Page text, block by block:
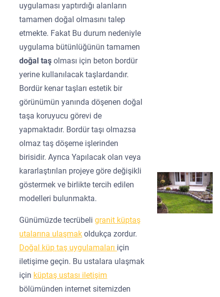
uygulaması yaptırdığı alanların
tamamen doğal olmasını talep
etmekte. Fakat Bu durum nedeniyle
uygulama bütünlüğünün tamamen
doğal taşolması için beton bordür
yerine kullanılacak taşlardandır.
Bordür kenar taşları estetik bir
görünümün yanında döşenen doğal
taşa koruyucu görevi de
yapmaktadır. Bordür taşı olmazsa
olmaz taş döşeme işlerinden
birisidir. Ayrıca Yapılacak olan veya
kararlaştırılan projeye göre değişikli
göstermek ve birlikte tercih edilen
modelleri bulunmakta.
Günümüzde tecrübeligranit küptaş
utalarına ulaşmak oldukça zordur.
Doğal küp taş uygulamaları için
iletişime geçin. Bu ustalara ulaşmak
için küptaş ustası iletişim
bölümünden internet sitemizden